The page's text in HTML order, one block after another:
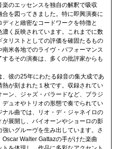
のエッセンスを独自の解釈で吸収
を図ってきました。特に即興演奏に
ィと緻密なコードワークを特徴と
く反映されています。これまでに数
リストとしての評価を確固たるもの
米各地でのライヴ・パフォーマンス
るその演奏は、多くの批評家からも
彼の25年にわたる録音の集大成であ
が刻まれた１枚です。収録されてい
ン、ジャズ・バラードなど、ブラジ
ュオやトリオの形態で奏でられてい
ル曲では、リオ・デ・ジャネイロの
展開し、バイオーンやショーロの影
いグルーヴを生み出しています。さ
Walter Gattazの手がけた楽曲